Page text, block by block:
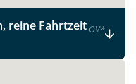
reine Fahrtzeit OV*